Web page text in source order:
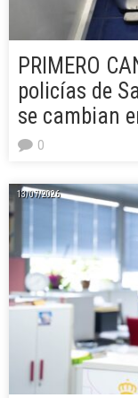
PRIMERO
policías de
se cambian
0
13/07/2026